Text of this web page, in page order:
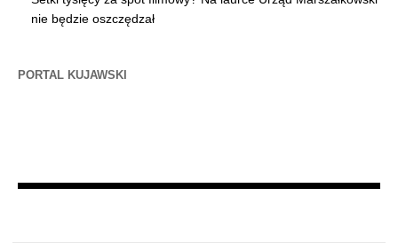
nie będzie oszczędzał
PORTAL KUJAWSKI